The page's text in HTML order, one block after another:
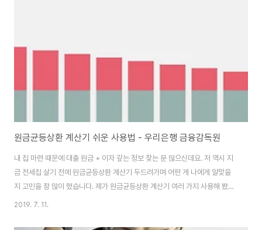
원금균등상환 계산기 쉬운 사용법 - 우리은행 금융감독원
내 집 마련 때문에 대출 원금 + 이자 갚는 정보 찾는 분 많으신데요. 저 역시 지
금 전세집 살기 전에 원금균등상환 계산기 두드려가며 어떤 게 나에게 알맞을
지 고민을 참 많이 했습니다. 제가 원금균등상환 계산기 여러 가지 사용해 봤는
데 그중 가장 괜찮은 계산기 2개를 소개합니다.하나는 우리은행 금융계산기,
2019. 7. 11.